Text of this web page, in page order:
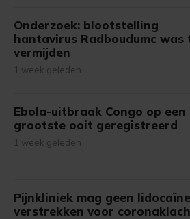
Onderzoek: blootstelling
hantavirus Radboudumc was
vermijden
1 week geleden
Ebola-uitbraak Congo op een
grootste ooit geregistreerd
1 week geleden
Pijnkliniek mag geen lidocaïne
verstrekken voor